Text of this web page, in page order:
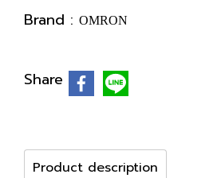
Brand : OMRON
Share
Product description